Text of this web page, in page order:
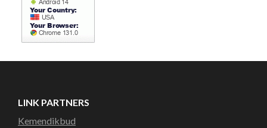
LINK PARTNERS
Kemendikbud